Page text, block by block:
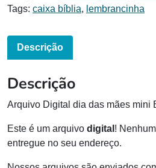
Tags: caixa bíblia, lembrancinha
Descrição
Descrição
Arquivo Digital dia das mães mini
Este é um arquivo digital !
entregue no seu endereço.